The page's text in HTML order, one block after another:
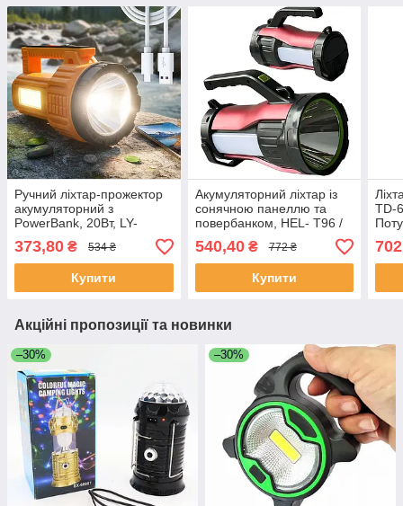
Ручний ліхтар-прожектор
акумуляторний з
PowerBank, 20Вт, LY-
2702T / Переносний
ліхтар для кемпінгу /
Ліхтар на сонячній батареї
373,80 ₴ 534 ₴
Купити
Акумуляторний ліхтар із
сонячною панеллю та
повербанком, HEL- T96 /
Переносний ліхтар для
кемпінгу
540,40₴ 772 ₴
Купити
TD-
Акційні пропозиції та новинки
–30% –30%